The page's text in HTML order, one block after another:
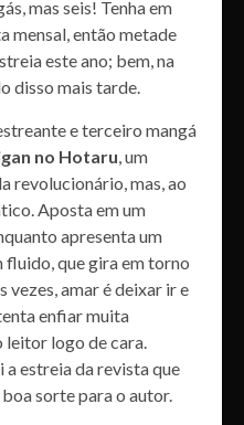
mas seis! Tenha em
mensal, então metade
este ano; bem, na
disso mais tarde.
e terceiro mangá
no Hotaru , um
revolucionário, mas, ao
Aposta em um
apresenta um
que gira em torno
vezes, amar é deixar ir e
enfiar muita
logo de cara.
estreia da revista que
sorte para o autor.